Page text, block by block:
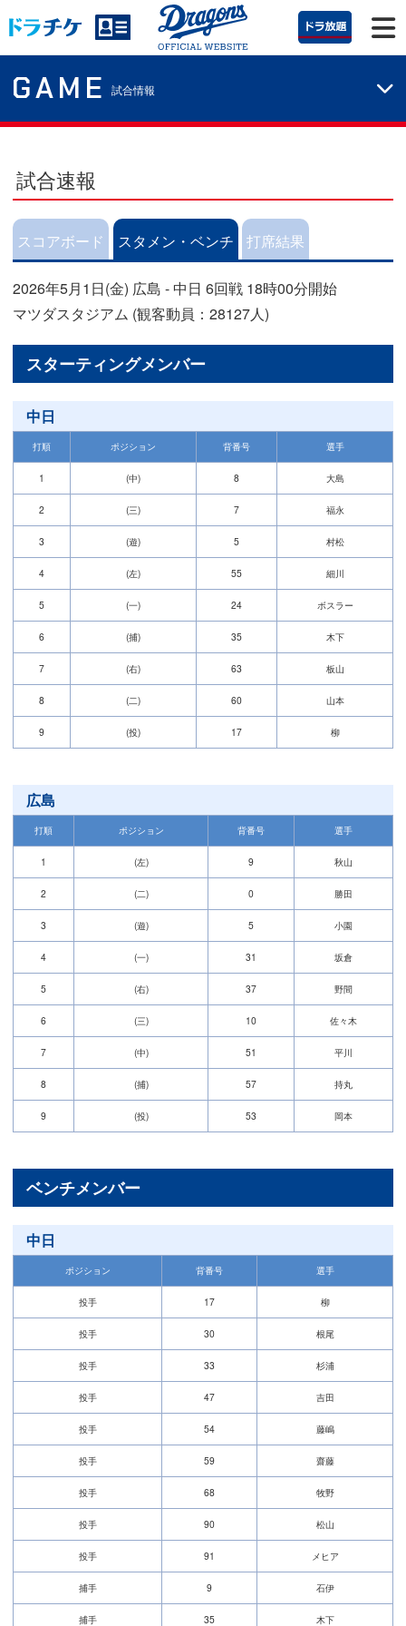
GAME 試合情報
試合速報
スコアボード スタメン・ベンチ 打席結果
2026年5月1日(金) 広島 - 中日 6回戦 18時00分開始
マツダスタジアム (観客動員：28127人)
スターティングメンバー
中日
打順 ポジション 背番号 選手
1 (中) 8 大島
2 (三) 7 福永
3 (遊) 5 村松
4 (左) 55 細川
5 (一) 24 ボスラー
6 (捕) 35 木下
7 (右) 63 板山
8 (二) 60 山本
9 (投) 17 柳
広島
打順 ポジション 背番号 選手
1 (左) 9 秋山
2 (二) 0 勝田
3 (遊) 5 小園
4 (一) 31 坂倉
5 (右) 37 野間
6 (三) 10 佐々木
7 (中) 51 平川
8 (捕) 57 持丸
9 (投) 53 岡本
ベンチメンバー
中日
ポジション 背番号 選手
投手 17 柳
投手 30 根尾
投手 33 杉浦
投手 47 吉田
投手 54 藤嶋
投手 59 齋藤
投手 68 牧野
投手 90 松山
投手 91 メヒア
捕手 9 石伊
捕手 35 木下